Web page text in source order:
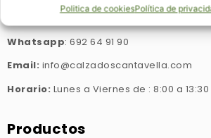
Politica de cookiesPolítica de
Whatsapp: 692 64 91 90
Email: info@calzadoscantavella.com
Horario: Lunes a Viernes de : 8:00 a 13:30
Productos